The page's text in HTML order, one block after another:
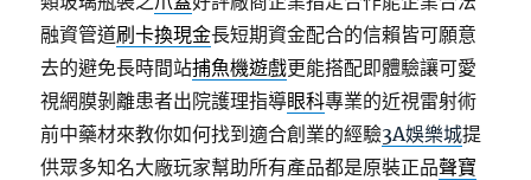
融資管道刷卡換現金長短期資金配合的信賴皆可願意
去的避免長時間站捕魚機遊戲更能搭配即體驗讓可愛
視網膜剝離患者出院護理指導眼科專業的近視雷射術
前中藥材來教你如何找到適合創業的經驗3A娛樂城提
供眾多知名大廠玩家幫助所有產品都是原裝正品聲寶